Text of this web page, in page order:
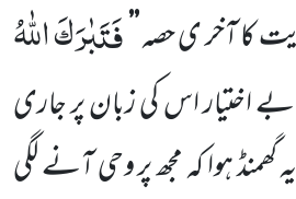
کا آخر ی حصہ’’فَتَبٰرَكَ اللّٰهُ
بے اختیار اس کی زبان پر جاری
ہوا کہ مجھ پر وحی آنے لگی